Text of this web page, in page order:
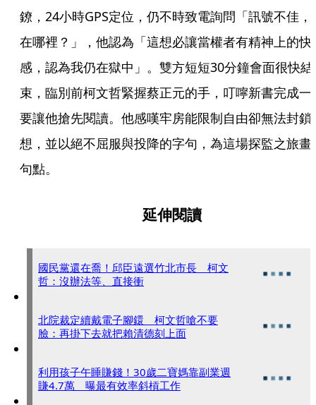
鐐，24小時GPS定位，仍不時致電詢問「訊號不佳，
在哪裡？」，他認為「這想必讓當權者有精神上的快
感，認為我仍在獄中」。雙方短短30分鐘會面很快結
束，臨別前柯文哲緊握蔡正元的手，叮嚀新書完成一
要讓他搶先閱讀。他感嘆牢房能限制自由卻無法封鎖
想，並以絕不屈服與投降的字句，為這場探監之旅畫
句點。
延伸閱讀
國民黨還在喬！邱臣遠選竹北市長 柯文
哲：沒辦法等、直接衝
北院裁定續戴電子腳鐶 柯文哲嗆不要
臉：再掛下去就把賴清德刻上面
利用孩子午睡賺錢！30歲二寶媽靠副業週
賺4.7萬 曝最有效率斜槓工作